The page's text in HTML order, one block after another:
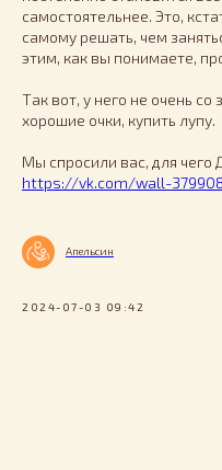
самостоятельнее. Это,
самому решать, чем
этим, как вы понимаете,
Так вот, у него не очень
хорошие очки, купить лупу.
Мы спросили вас, для чего
https://vk.com/wall-
Апельсин
2024-07-03 09:42